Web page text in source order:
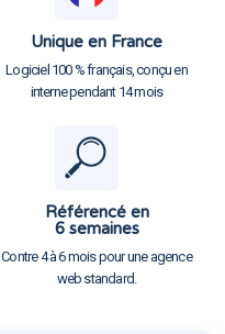
Unique en France
Logiciel 100 % français, conçu en
interne pendant 14 mois
Référencé en
6 semaines
Contre 4 à 6 mois pour une agence
web standard.